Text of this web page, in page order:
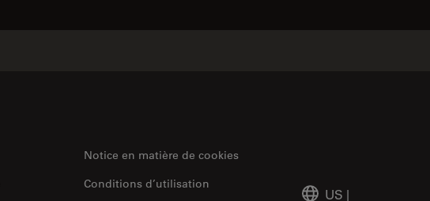
Notice en matière de cookies
Conditions d’utilisation
US |